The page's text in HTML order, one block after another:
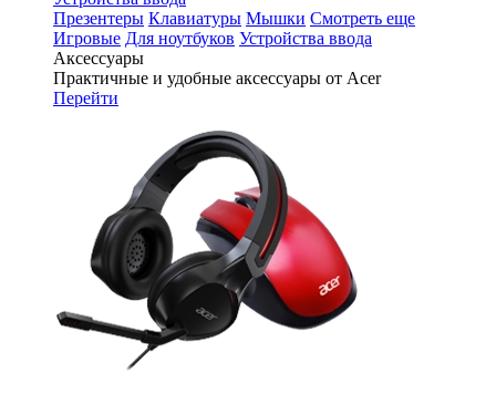
Презентеры Клавиатуры Мышки Смотреть еще
Игровые Для ноутбуков Устройства ввода
Аксессуары
Практичные и удобные аксессуары от Acer
Перейти